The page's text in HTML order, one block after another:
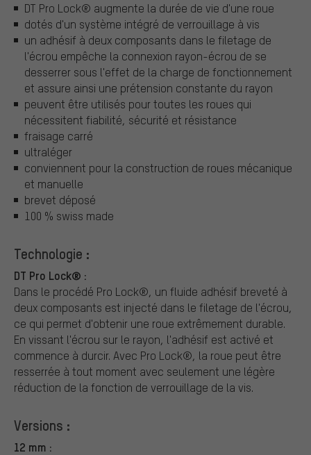
DT Pro Lock® augmente la durée de vie d'une roue
dotés d'un système intégré de verrouillage à vis
un adhésif à deux composants dans le filetage de
l'écrou empêche la connexion rayon-écrou de se
desserrer sous l'effet de la charge de fonctionnement
et assure ainsi une prétension constante du rayon
peuvent être utilisés pour toutes les roues qui
nécessitent fiabilité, sécurité et résistance
fraisage carré
ultraléger
conviennent pour la construction de roues mécanique
et manuelle
brevet déposé
100 % swiss made
Technologie :
DT Pro Lock® :
Dans le procédé Pro Lock®, un fluide adhésif breveté à
deux composants est injecté dans le filetage de l'écrou,
ce qui permet d'obtenir une roue extrêmement durable.
En vissant l'écrou sur le rayon, l'adhésif est activé et
commence à durcir. Avec Pro Lock®, la roue peut être
resserrée à tout moment avec seulement une légère
réduction de la fonction de verrouillage de la vis.
Versions :
12 mm :